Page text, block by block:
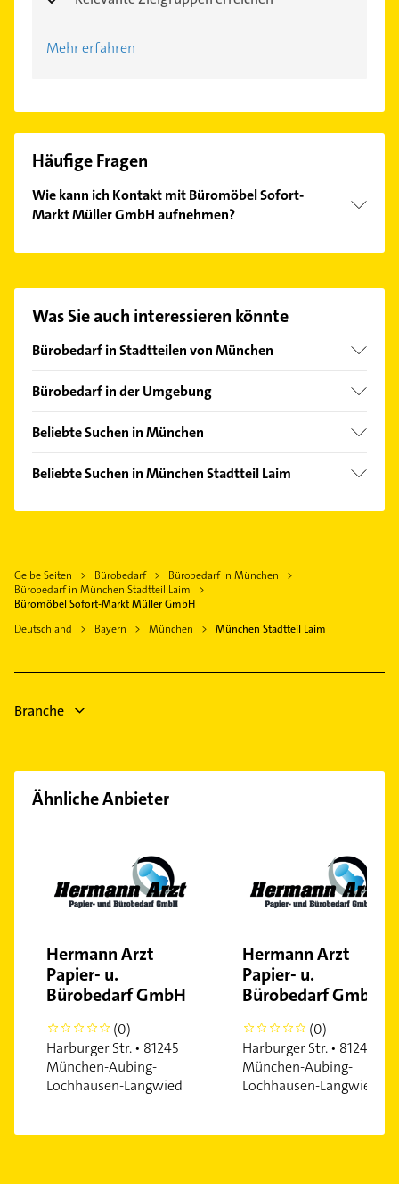
Mehr erfahren
Häufige Fragen
Wie kann ich Kontakt mit Büromöbel Sofort-
Markt Müller GmbH aufnehmen?
Hier finden Sie alleKontaktdaten
Was Sie auch interessieren könnte
Bürobedarf in Stadtteilen von München
Au
Bogenhausen
Schwabing-West
Trudering
Bürobedarf in der Umgebung
Olching
Beliebte Suchen in München
Putzfrau
Zahnarzt
Kammerjäger
Dachdecker
Heizung & Sanitär
Beliebte Suchen in München Stadtteil Laim
Bestatter
Kammerjäger
Heizung & Sanitär
Heizungsfirmen
Gelbe Seiten Bürobedarf
Bürobedarf in München
Bürobedarf in München Stadtteil Laim
Büromöbel Sofort-Markt Müller GmbH
Deutschland
Bayern München München Stadtteil Laim
Branche
Ähnliche Anbieter
Hermann Arzt
Papier- u.
Bürobedarf GmbH
0
(0)
Harburger Str. • 81245
München-Aubing-
Lochhausen-Langwied
Hermann Arzt
Papier- u.
Bürobedarf GmbH
0
(0)
Harburger Str. • 81245
München-Aubing-
Lochhausen-Langwied